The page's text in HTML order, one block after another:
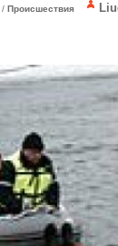
/ Происшествия